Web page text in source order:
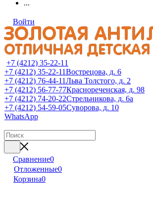
...
Войти
+7 (4212) 35-22-11
+7 (4212) 35-22-11Вострецова, д. 6
+7 (4212) 76-44-11Льва Толстого, д. 2
+7 (4212) 56-77-77Краснореченская, д. 98
+7 (4212) 74-20-22Стрельникова, д. 6а
+7 (4212) 54-59-05Суворова, д. 10
WhatsApp
Сравнение0
Отложенные0
Корзина0